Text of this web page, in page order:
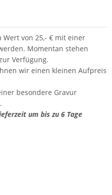
Wert von 25,- € mit einer
Momentan stehen
Verfügung.
wir einen kleinen Aufpreis
besondere Gravur
um bis zu 6 Tage